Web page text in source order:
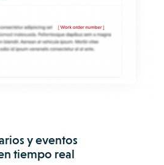
y eventos
tiempo real